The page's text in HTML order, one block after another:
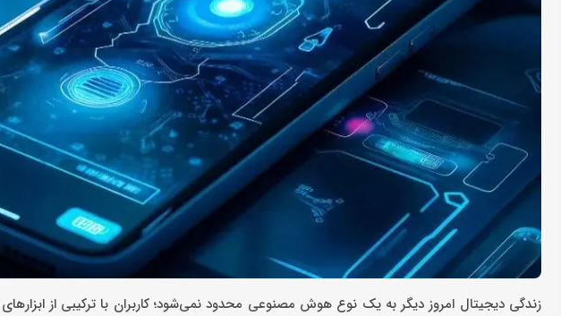
زندگی دیجیتال امروز دیگر به یک نوع هوش مصنوعی محدود نمی‌شود؛ کاربران با ترکیبی از